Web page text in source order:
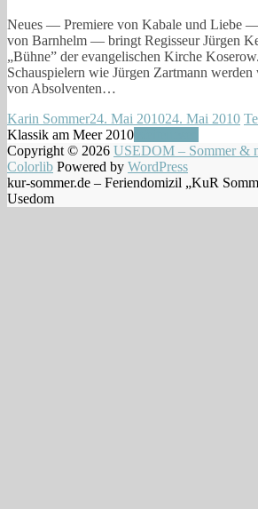
Neu­es — Pre­mie­re von Kaba­le und Lie­be
von Barn­helm — bringt Regis­seur Jür­gen
„Büh­ne” der evan­ge­li­schen Kir­che
Schau­spie­lern wie Jür­gen Zart­mann
von Absolventen…
Karin Sommer24. Mai 201024. Mai 2010
Klassik am Meer 2010
Copyright © 2026 USEDOM – Sommer &
Colorlib Powered by WordPress
kur-sommer.de – Feriendomizil „KuR
Usedom